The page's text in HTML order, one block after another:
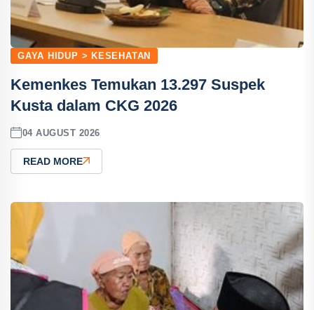
GAYA HIDUP > KESEHATAN
Kemenkes Temukan 13.297 Suspek
Kusta dalam CKG 2026
04 AUGUST 2026
READ MORE